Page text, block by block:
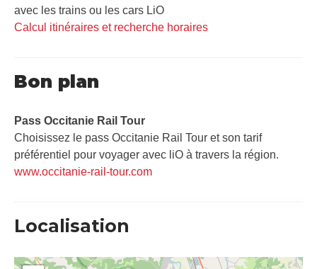
avec les trains ou les cars LiO
Calcul itinéraires et recherche horaires
Bon plan
Pass Occitanie Rail Tour​
Choisissez le pass Occitanie Rail Tour et son tarif
préférentiel pour voyager avec liO à travers la région.
www.occitanie-rail-tour.com
Localisation